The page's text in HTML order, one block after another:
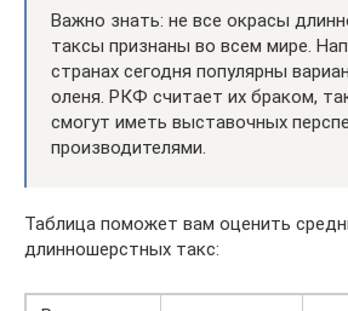
Важно знать: не все окрасы
таксы признаны во всем мире.
странах сегодня популярны
оленя. РКФ считает их браком,
смогут иметь выставочных
производителями.
Таблица поможет вам оценить
длинношерстных такс: